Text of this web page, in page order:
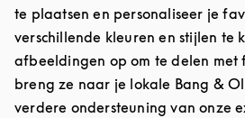
te plaatsen en personaliseer je
verschillende kleuren en stijlen te
afbeeldingen op om te delen met
breng ze naar je lokale Bang &
verdere ondersteuning van onze